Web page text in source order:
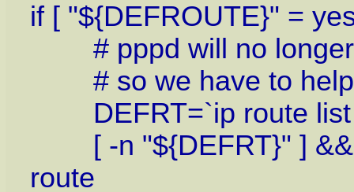
if [ "${DEFROUTE}" =
# pppd will no longer
# so we have to help
DEFRT=`ip route list |
[ -n "${DEFRT}" ] &&
route